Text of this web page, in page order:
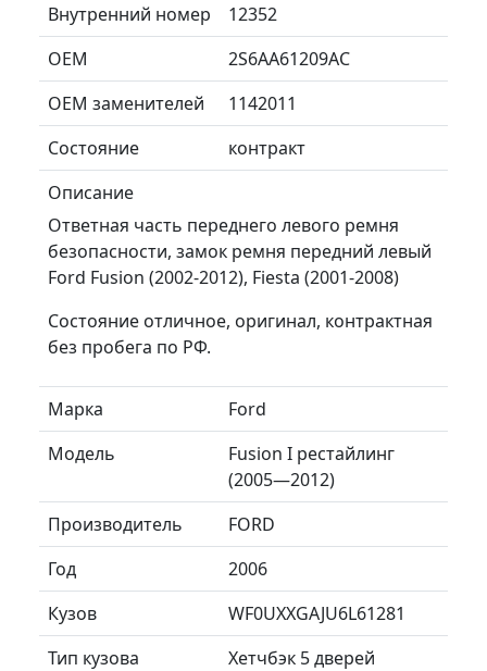
Внутренний номер
12352
ОЕМ
2S6AA61209AC
ОЕМ заменителей
1142011
Состояние
контракт
Описание
Ответная часть переднего левого ремня
безопасности, замок ремня передний левый
Ford Fusion (2002-2012), Fiesta (2001-2008)
Состояние отличное, оригинал, контрактная
без пробега по РФ.
Марка
Ford
Модель
Fusion I рестайлинг
(2005—2012)
Производитель
FORD
Год
2006
Кузов
WF0UXXGAJU6L61281
Тип кузова
Хетчбэк 5 дверей